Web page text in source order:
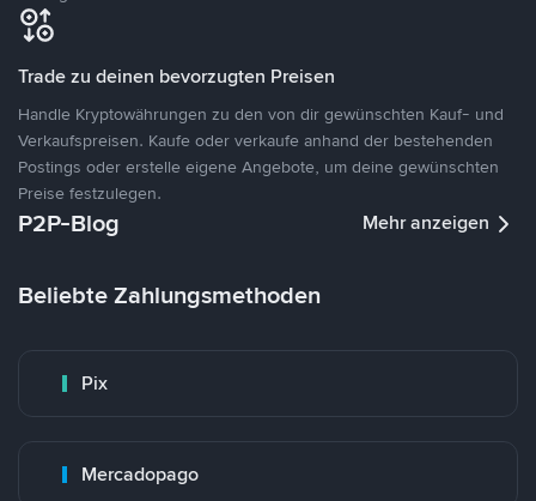
Trade zu deinen bevorzugten Preisen
Handle Kryptowährungen zu den von dir gewünschten Kauf- und
Verkaufspreisen. Kaufe oder verkaufe anhand der bestehenden
Postings oder erstelle eigene Angebote, um deine gewünschten
Preise festzulegen.
P2P-Blog Mehr anzeigen
Beliebte Zahlungsmethoden
Pix
Mercadopago